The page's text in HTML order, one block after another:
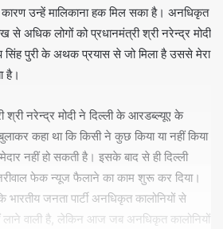
कारण उन्हें मालिकाना हक मिल सका है। अनधिकृत
से अधिक लोगों को प्रधानमंत्री श्री नरेन्द्र मोदी
सिंह पुरी के अथक प्रयास से जो मिला है उससे मेरा
है।
श्री नरेन्द्र मोदी ने दिल्ली के आरडब्ल्यूए के
कहा था कि किसी ने कुछ किया या नहीं किया
नहीं हो सकती है। इसके बाद से ही दिल्ली
फेक न्यूज फैलाने का काम शुरू कर दिया।
जनता पार्टी अनधिकृत कालोनियों से
वाली है, लेकिन आज जब अनधिकृत कालोनियों